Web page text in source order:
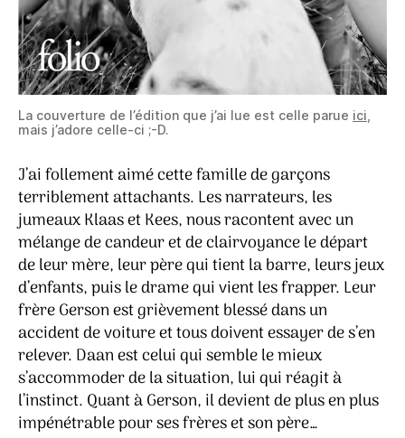
La couverture de l’édition que j’ai lue est celle parue ici
mais j’adore celle-ci ;-D.
J’ai follement aimé cette famille de garçons
terriblement attachants. Les narrateurs, les
jumeaux Klaas et Kees, nous racontent avec un
mélange de candeur et de clairvoyance le départ
de leur mère, leur père qui tient la barre, leurs jeux
d’enfants, puis le drame qui vient les frapper. Leur
frère Gerson est grièvement blessé dans un
accident de voiture et tous doivent essayer de s’en
relever. Daan est celui qui semble le mieux
s’accommoder de la situation, lui qui réagit à
l’instinct. Quant à Gerson, il devient de plus en plus
impénétrable pour ses frères et son père…